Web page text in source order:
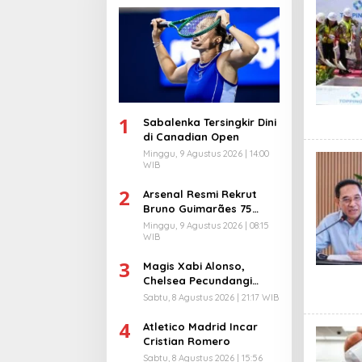
1
Sabalenka Tersingkir Dini
di Canadian Open
Minggu, 9 Agustus 2026 | 14:00
WIB
2
Arsenal Resmi Rekrut
Bruno Guimarães 75
Juta Pound
Minggu, 9 Agustus 2026 | 08:15
WIB
3
Magis Xabi Alonso,
Chelsea Pecundangi
Milan
Sabtu, 8 Agustus 2026 | 21:17 WIB
4
Atletico Madrid Incar
Cristian Romero
Sabtu, 8 Agustus 2026 | 15:56